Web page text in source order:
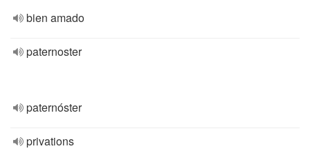
bien amado
paternoster
paternóster
privations